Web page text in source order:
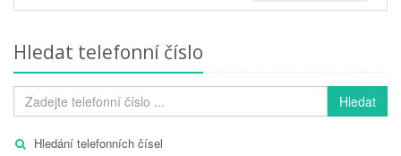
Hledat telefonní číslo
Hledat
Hledání telefonních čísel